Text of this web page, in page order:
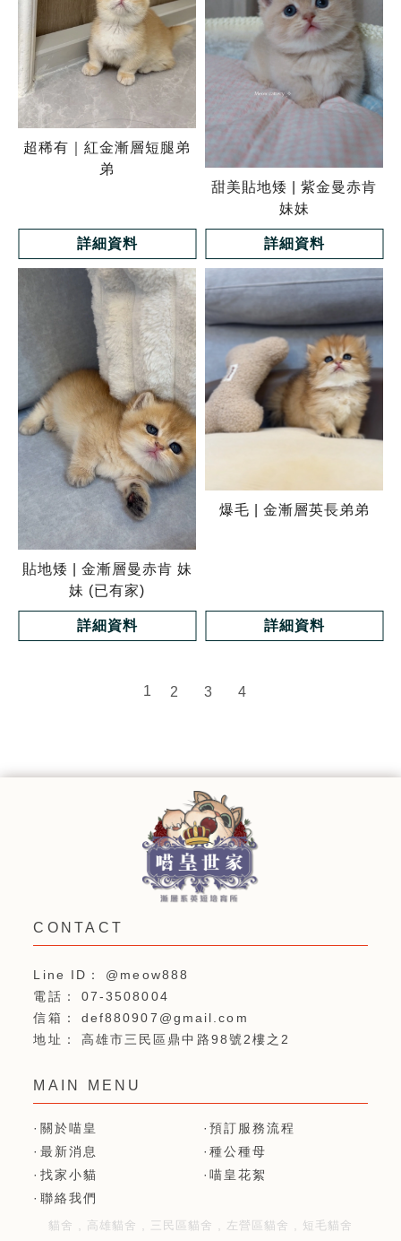
超稀有｜紅金漸層短腿弟
弟
詳細資料
甜美貼地矮 | 紫金曼赤肯
妹妹
詳細資料
貼地矮 | 金漸層曼赤肯 妹
妹 (已有家)
詳細資料
爆毛 | 金漸層英長弟弟
詳細資料
1 2 3 4
@meow888
07-3508004
def880907@gmail.com
高雄市三民區鼎中路98號2樓之2
關於喵皇
預訂服務流程
最新消息
種公種母
找家小貓
喵皇花絮
聯絡我們
貓舍 高雄貓舍 三民區貓舍 左營區貓舍 短毛貓舍